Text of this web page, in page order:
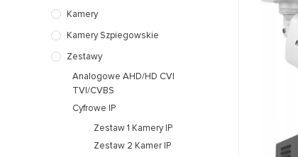
Kamery
Kamery Szpiegowskie
Zestawy
Analogowe AHD/HD CVI
TVI/CVBS
Cyfrowe IP
Zestaw 1 Kamery IP
Zestaw 2 Kamer IP